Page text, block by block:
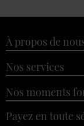
À propos de
Nos services
Nos moments
Payez en toute